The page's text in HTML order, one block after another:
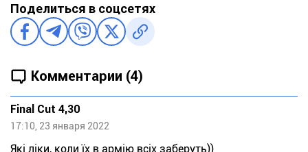
Поделиться в соцсетях
Комментарии (4)
Final Cut 4,30
17:10, 23 января 2022
Які ліки, коли їх в армію всіх заберуть))